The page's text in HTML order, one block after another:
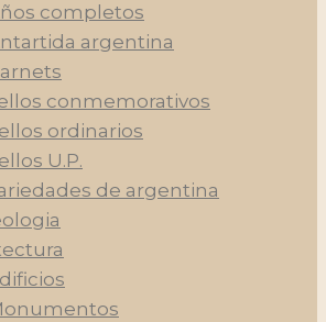
completos
argentina
conmemorativos
ordinarios
U.P.
de argentina